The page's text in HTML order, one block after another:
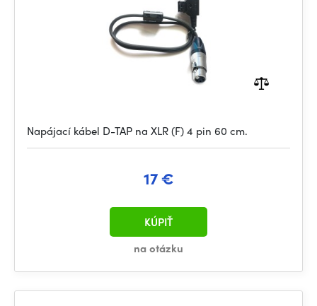
Napájací kábel D-TAP na XLR (F) 4 pin 60 cm.
17 €
na otázku
KÚPIŤ